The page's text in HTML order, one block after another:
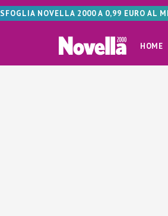
SFOGLIA NOVELLA 2000 A 0,99 EURO AL
HOME